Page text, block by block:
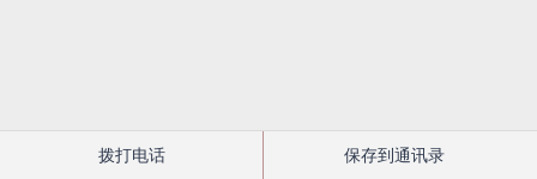
拨打电话 保存到通讯录